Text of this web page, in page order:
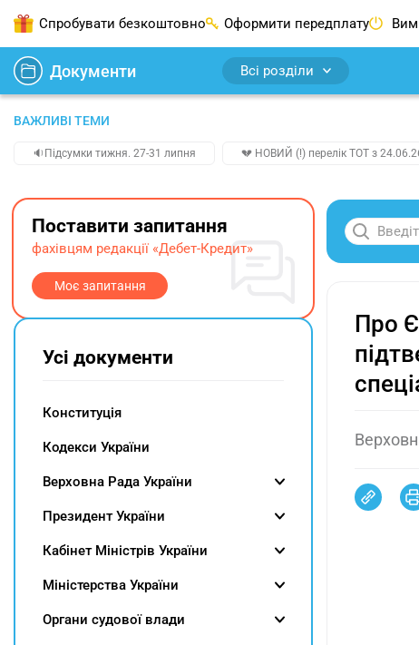
Спробувати безкоштовно Оформити передплату
Документи Всі розділи
ВАЖЛИВІ ТЕМИ
🔉Підсумки тижня. 27-31 липня 💔 НОВИЙ (!) перелік ТОТ з
Про
Поставити запитання
фахівцям редакції «Дебет-Кредит»
Моє запитання
Усі документи
Конституція
Кодекси України
Верховна Рада України
Президент України
Кабінет Міністрів України
Міністерства України
Органи судової влади